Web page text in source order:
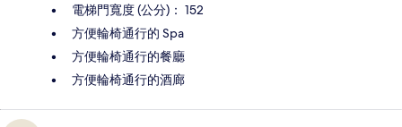
電梯門寬度 (公分)： 152
方便輪椅通行的 Spa
方便輪椅通行的餐廳
方便輪椅通行的酒廊